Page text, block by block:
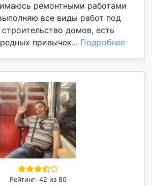
ремонтными работами
все виды работ под
домов, есть
привычек... Подробнее
Рейтинг: 42 из 80